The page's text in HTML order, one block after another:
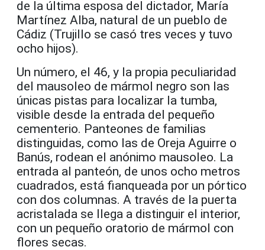
de la última esposa del dictador, María
Martínez Alba, natural de un pueblo de
Cádiz (Trujillo se casó tres veces y tuvo
ocho hijos).
Un número, el 46, y la propia peculiaridad
del mausoleo de mármol negro son las
únicas pistas para localizar la tumba,
visible desde la entrada del pequeño
cementerio. Panteones de familias
distinguidas, como las de Oreja Aguirre o
Banús, rodean el anónimo mausoleo. La
entrada al panteón, de unos ocho metros
cuadrados, está fianqueada por un pórtico
con dos columnas. A través de la puerta
acristalada se llega a distinguir el interior,
con un pequeño oratorio de mármol con
flores secas.